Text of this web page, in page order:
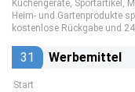
Küchengeräte, Sportartikel,
Heim- und Gartenprodukte
kostenlose Rückgabe und
31 Werbemittel
Start